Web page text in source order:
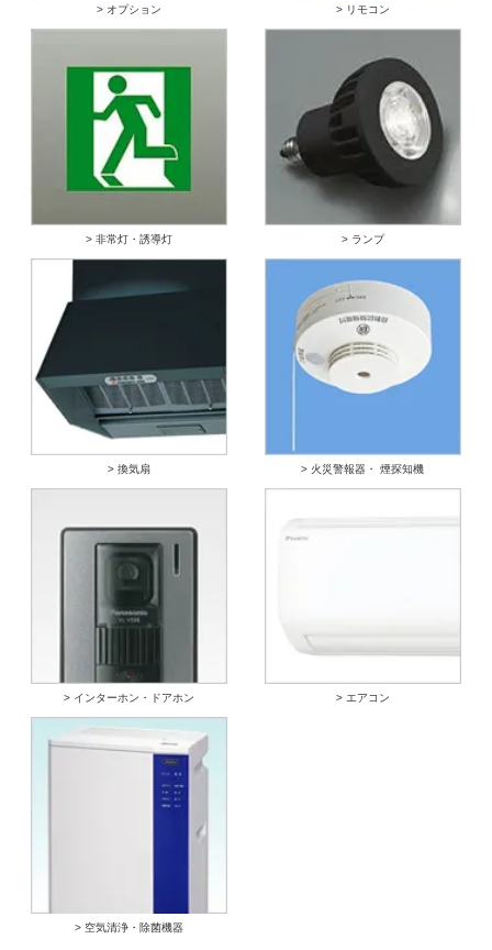
> オプション > リモコン
> 非常灯・誘導灯 > ランプ
> 換気扇 > 火災警報器・ 煙探知機
> インターホン・ドアホン > エアコン
> 空気清浄・除菌機器